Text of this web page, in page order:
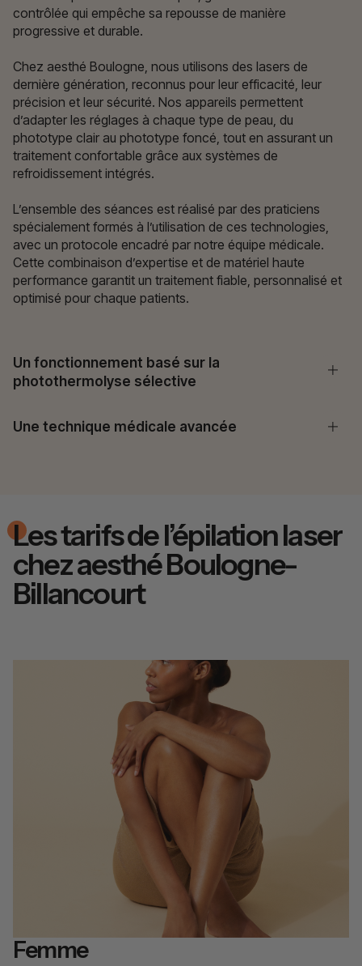
contrôlée qui empêche sa repousse de manière
progressive et durable.
Chez aesthé Boulogne, nous utilisons des lasers de
dernière génération, reconnus pour leur efficacité, leur
précision et leur sécurité. Nos appareils permettent
d’adapter les réglages à chaque type de peau, du
phototype clair au phototype foncé, tout en assurant un
traitement confortable grâce aux systèmes de
refroidissement intégrés.
L’ensemble des séances est réalisé par des praticiens
spécialement formés à l’utilisation de ces technologies,
avec un protocole encadré par notre équipe médicale.
Cette combinaison d’expertise et de matériel haute
performance garantit un traitement fiable, personnalisé et
optimisé pour chaque patients.
Un fonctionnement basé sur la
photothermolyse sélective
Une technique médicale avancée
Les tarifs de l’épilation laser
chez aesthé Boulogne-
Billancourt
Femme